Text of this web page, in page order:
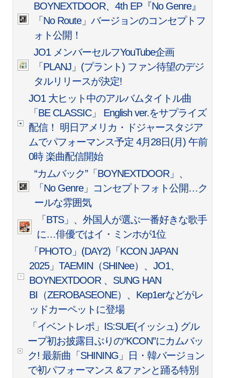
BOYNEXTDOOR、4th EP『No Genre』
「No Route」バージョンのコンセプトフ
ォト公開！
JO1 メンバーセルフYouTube企画
「PLANJ」(プラント) ファン待望のデジ
タルリリースが決定!
JO1 大ヒット中のアルバムタイトル曲
「BE CLASSIC」 English ver.をサプライズ
配信！ 明日アメリカ・ドジャースタジア
ムでパフォーマンス予定 4月28日(月) 午前
0時 楽曲配信開始
“カムバック”「BOYNEXTDOOR」、
「No Genre」コンセプトフォト公開…ク
ールな雰囲気
「BTS」、外国人が選ぶ一番好きな歌手
に…俳優ではイ・ミンホが1位
「PHOTO」(DAY2)「KCON JAPAN
2025」TAEMIN（SHINee）、JO1、
BOYNEXTDOOR 、SUNG HAN
BI（ZEROBASEONE）、Kep1erなどがレ
ッドカーペットに登場
「イベントレポ」IS:SUE(イッシュ) グル
ープ初お披露目ぶりの“KCON”にカムバッ
ク! 最新曲「SHINING」日・韓バージョン
で初パフォーマンス &ファンと踊る特別